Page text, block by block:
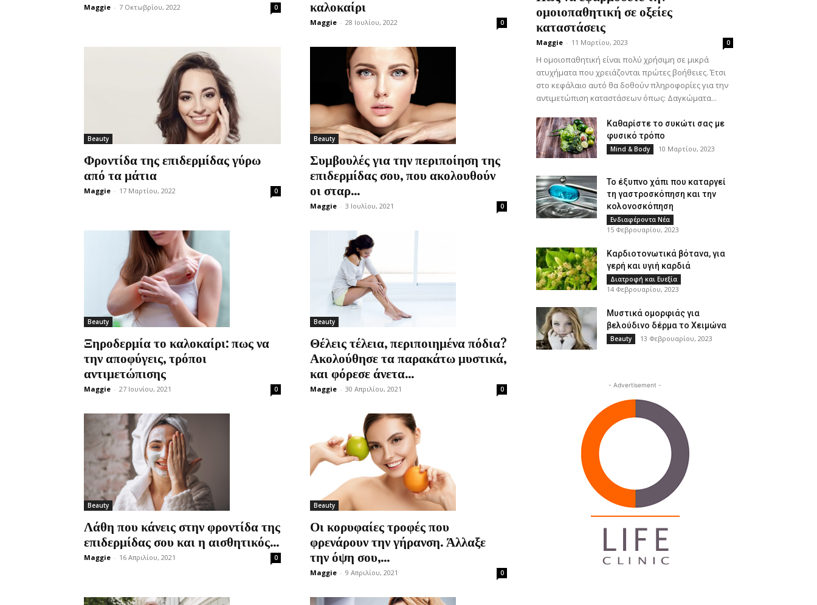
Maggie - 7 Οκτωβρίου, 2022 0
καλοκαίρι
Maggie - 28 Ιουλίου, 2022 0
Beauty
Φροντίδα της επιδερμίδας γύρω
από τα μάτια
Maggie - 17 Μαρτίου, 2022 0
Beauty
Συμβουλές για την περιποίηση της
επιδερμίδας σου, που ακολουθούν
οι σταρ...
Maggie - 3 Ιουλίου, 2021 0
Beauty
Ξηροδερμία το καλοκαίρι: πως να
την αποφύγεις, τρόποι
αντιμετώπισης
Maggie - 27 Ιουνίου, 2021 0
Beauty
Θέλεις τέλεια, περιποιημένα πόδια?
Ακολούθησε τα παρακάτω μυστικά,
και φόρεσε άνετα...
Maggie - 30 Απριλίου, 2021 0
Beauty
Λάθη που κάνεις στην φροντίδα της
επιδερμίδας σου και η αισθητικός...
Maggie - 16 Απριλίου, 2021 0
Beauty
Οι κορυφαίες τροφές που
φρενάρουν την γήρανση. Άλλαξε
την όψη σου,...
Maggie - 9 Απριλίου, 2021 0
ομοιοπαθητική σε οξείες
καταστάσεις
Maggie - 11 Μαρτίου, 2023 0
Η ομοιοπαθητική είναι πολύ χρήσιμη σε μικρά
ατυχήματα που χρειάζονται πρώτες βοήθειες. Έτσι
στο κεφάλαιο αυτό θα δοθούν πληροφορίες για την
αντιμετώπιση καταστάσεων όπως: Δαγκώματα...
Καθαρίστε το συκώτι σας με
φυσικό τρόπο
Mind & Body 10 Μαρτίου, 2023
Το έξυπνο χάπι που καταργεί
τη γαστροσκόπηση και την
κολονοσκόπηση
Ενδιαφέροντα Νέα
15 Φεβρουαρίου, 2023
Καρδιοτονωτικά βότανα, για
γερή και υγιή καρδιά
Διατροφή και Ευεξία
14 Φεβρουαρίου, 2023
Μυστικά ομορφιάς για
βελούδινο δέρμα το Χειμώνα
Beauty 13 Φεβρουαρίου, 2023
- Advertisement -